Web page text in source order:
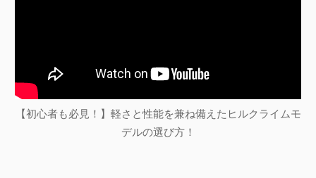
【初心者も必見！】軽さと性能を兼ね備えたヒルクライムモ
デルの選び方！